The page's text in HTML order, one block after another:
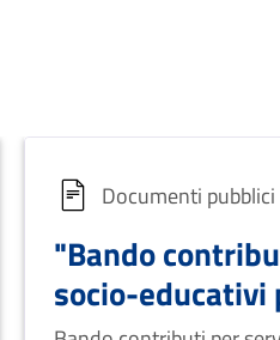
Documenti pubblici
"Bando
socio-